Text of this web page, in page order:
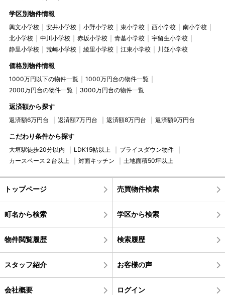
学区別物件情報
興文小学校 安井小学校 小野小学校 東小学校 西小学校
南小学校
北小学校
中川小学校 赤坂小学校 青墓小学校
宇留生小学校
静里小学校
荒崎小学校 綾里小学校 江東小学校 川並小学校
価格別物件情報
1000万円以下の物件一覧
1000万円台の物件一覧
2000万円台の物件一覧
3000万円台の物件一覧
返済額から探す
返済額6万円台 返済額7万円台 返済額8万円台 返済額9万円台
こだわり条件から探す
大垣駅徒歩20分以内 LDK15帖以上
プライスダウン物件
カースペース２台以上
対面キッチン 土地面積50坪以上
トップページ 売買物件検索
町名から検索 学区から検索
物件閲覧履歴 検索履歴
スタッフ紹介 お客様の声
会社概要 ログイン